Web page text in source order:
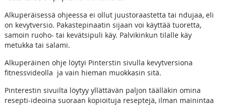
Alkuperäisessä ohjeessa ei ollut juustoraastetta tai ndujaa, eli
on kevytversio. Pakastepinaatin sijaan voi käyttää tuoretta,
samoin ruoho- tai kevätsipuli käy. Palvikinkun tilalle käy
metukka tai salami.
Alkuperäinen ohje löytyi Pinterstin sivulla kevytversiona
fitnessvideolla ja vain hieman muokkasin sitä.
Pinterestin sivuilta löytyy yllättävän paljon täälläkin omina
resepti-ideoina suoraan kopioituja reseptejä, ilman mainintaa